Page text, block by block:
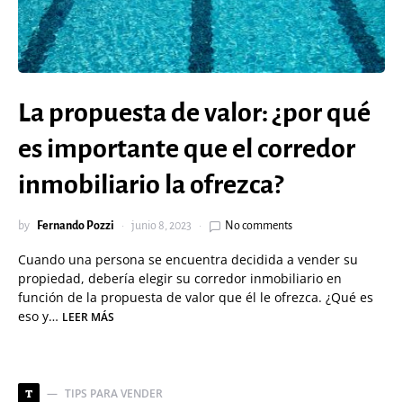
La propuesta de valor: ¿por qué
es importante que el corredor
inmobiliario la ofrezca?
by Fernando Pozzi junio 8, 2023 No comments
Cuando una persona se encuentra decidida a vender su
propiedad, debería elegir su corredor inmobiliario en
función de la propuesta de valor que él le ofrezca. ¿Qué es
eso y… LEER MÁS
T TIPS PARA VENDER